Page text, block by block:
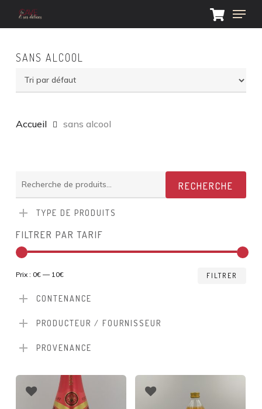
main
Menu
SANS ALCOOL
Accueil sans alcool
pour :
RECHERCHE
TYPE DE PRODUITS
FILTRER PAR TARIF
FILTRER
Prix : 0€— 10€
CONTENANCE
PRODUCTEUR / FOURNISSEUR
PROVENANCE